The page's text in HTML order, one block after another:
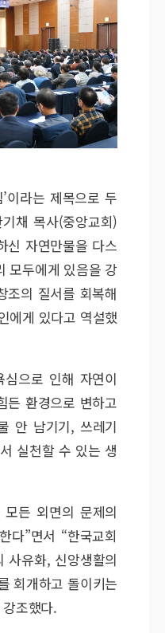
’이라는 제목으로 두
채 목사(중앙교회)
신 자연만물을 다스
모두에게 있음을 강
조의 질서를 회복해
에게 있다고 역설했
으로 인해 자연이
든 환경으로 변하고
안 남기기, 쓰레기
실천할 수 있는 생
든 외면의 문제의
다”면서 “한국교회
사유화, 신앙생활의
회개하고 돌이키는
조했다.